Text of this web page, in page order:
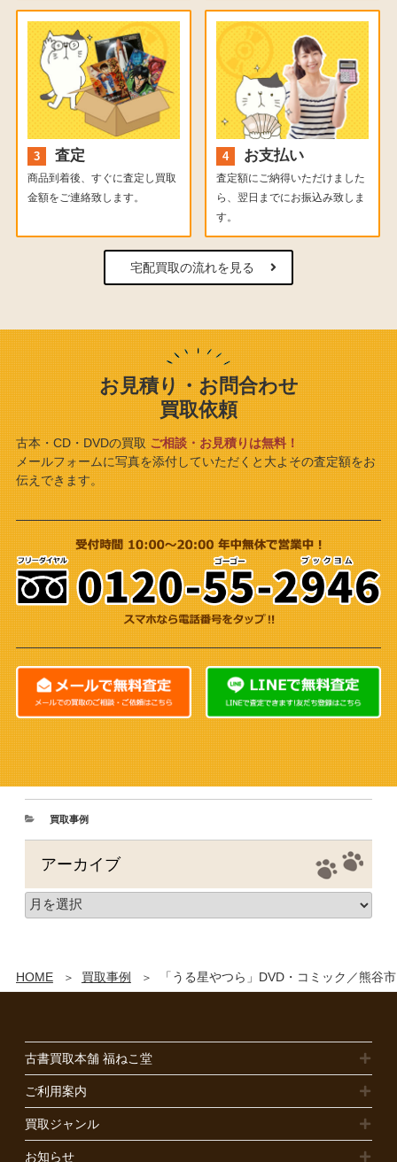
HOME 買取事例 「うる星やつら」DVD・コミック／熊谷
査定
商品到着後、すぐに査定し買取
金額をご連絡致します。
お支払い
査定額にご納得いただけました
ら、翌日までにお振込み致しま
す。
宅配買取の流れを見る
お見積り・お問合わせ
買取依頼
古本・CD・DVDの買取ご相談・お見積りは無料！
メールフォームに写真を添付していただくと大よその査定額をお
伝えできます。
買取事例
アーカイブ
古書買取本舗 福ねこ堂
ご利用案内
買取ジャンル
お知らせ